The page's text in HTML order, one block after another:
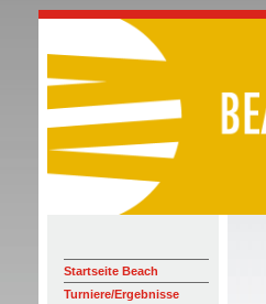
Startseite Beach
Turniere/Ergebnisse